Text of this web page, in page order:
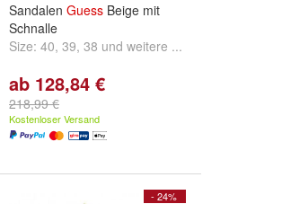
Sandalen Guess Beige mit
Schnalle
Size: 40, 39, 38 und weitere ...
ab 128,84 €
218,99 €
Kostenloser Versand
- 24%